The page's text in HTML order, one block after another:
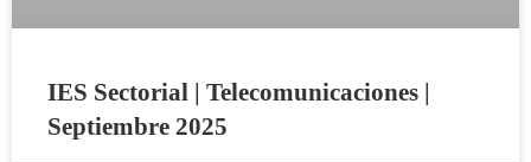
IES Sectorial | Telecomunicaciones |
Septiembre 2025